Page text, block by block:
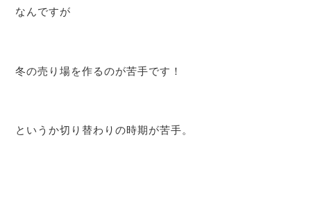
なんですが
冬の売り場を作るのが苦手です！
というか切り替わりの時期が苦手。